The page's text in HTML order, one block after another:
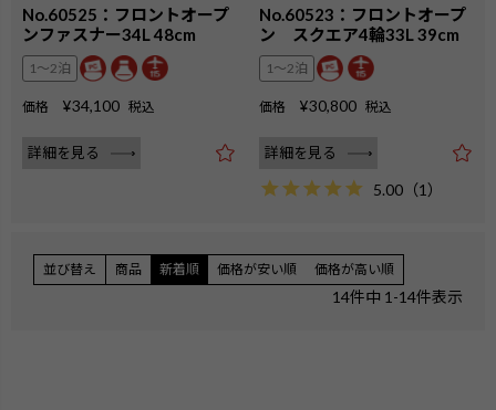
No.60525：フロントオープ
ンファスナー34L 48cm
1〜2泊
価格 ¥34,100 税込
詳細を見る
No.60523：フロントオープ
ン スクエア4輪33L 39cm
1〜2泊
価格 ¥30,800 税込
詳細を見る
5.00 （1）
並び替え 商品 新着順 価格が安い順 価格が高い順
14件中 1 -14件表示